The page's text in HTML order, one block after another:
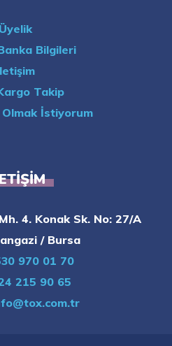
Üyelik
Bilgileri
Takip
İstiyorum
4. Konak Sk. No: 27/A
/ Bursa
970 01 70
215 90 65